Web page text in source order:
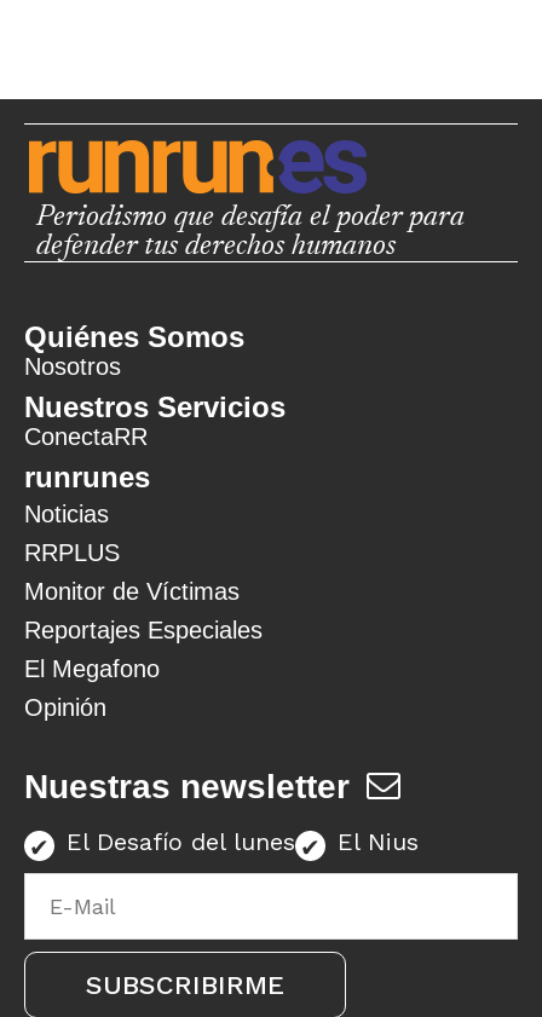
Periodismo que desafía el poder para
defender tus derechos humanos
Quiénes Somos
Nosotros
Nuestros Servicios
ConectaRR
runrunes
Noticias
RRPLUS
Monitor de Víctimas
Reportajes Especiales
El Megafono
Opinión
Nuestras newsletter
El Desafío del lunes El Nius